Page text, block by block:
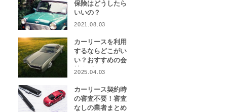
保険はどうしたら
いいの？
2021.08.03
カーリースを利用
するならどこがい
い？おすすめの会
社をピックアッ
2025.04.03
カーリース契約時
の審査不要！審査
なしの業者まとめ